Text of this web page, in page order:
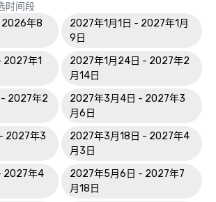
时间段
年8
2027年1月1日 - 2027年1月
9日
2027年1
2027年1月24日 - 2027年2
月14日
2027年2
2027年3月4日 - 2027年3
月6日
2027年3
2027年3月18日 - 2027年4
月3日
2027年4
2027年5月6日 - 2027年7
月18日